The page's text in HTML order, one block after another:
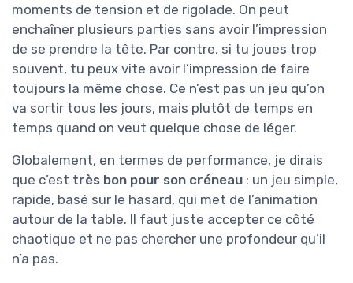
moments de tension et de rigolade. On peut
enchaîner plusieurs parties sans avoir l’impression
de se prendre la tête. Par contre, si tu joues trop
souvent, tu peux vite avoir l’impression de faire
toujours la même chose. Ce n’est pas un jeu qu’on
va sortir tous les jours, mais plutôt de temps en
temps quand on veut quelque chose de léger.
Globalement, en termes de performance, je dirais
que c’est très bon pour son créneau : un jeu simple,
rapide, basé sur le hasard, qui met de l’animation
autour de la table. Il faut juste accepter ce côté
chaotique et ne pas chercher une profondeur qu’il
n’a pas.